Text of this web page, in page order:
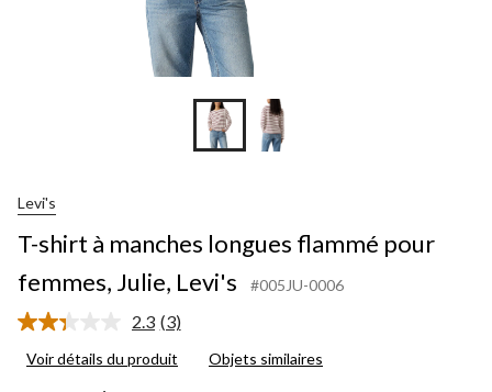
Levi's
T-shirt à manches longues flammé pour
femmes, Julie, Levi's
#005JU-0006
2.3 Lire
3
(3)
Voir détails du produit Objets similaires